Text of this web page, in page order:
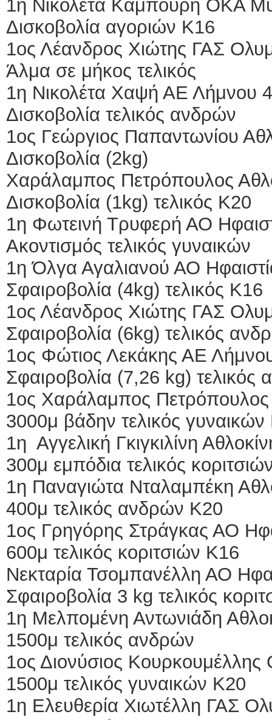
1η Νικολέτα Καμπούρη ΟΚΑ
Δισκοβολία αγοριών Κ16
1ος Λέανδρος Χιώτης ΓΑΣ
Άλμα σε μήκος τελικός
1η Νικολέτα Χαψή ΑΕ Λήμνου
Δισκοβολία τελικός ανδρών
1ος Γεώργιος Παπαντωνίου
Δισκοβολία (2kg)
Χαράλαμπος Πετρόπουλος
Δισκοβολία (1kg) τελικός Κ20
1η Φωτεινή Τρυφερή ΑΟ
Ακοντισμός τελικός γυναικών
1η Όλγα Αγαλιανού ΑΟ
Σφαιροβολία (4kg) τελικός Κ16
1ος Λέανδρος Χιώτης ΓΑΣ
Σφαιροβολία (6kg) τελικός
1ος Φώτιος Λεκάκης ΑΕ
Σφαιροβολία (7,26 kg)
1ος Χαράλαμπος Πετρόπουλος
3000μ βάδην τελικός
1η Αγγελική Γκιγκιλίνη
300μ εμπόδια τελικός
1η Παναγιώτα Νταλαμπέκη
400μ τελικός ανδρών Κ20
1ος Γρηγόρης Στράγκας ΑΟ
600μ τελικός κοριτσιών Κ16
Νεκταρία Τσομπανέλλη ΑΟ
Σφαιροβολία 3 kg τελικός
1η Μελπομένη Αντωνιάδη
1500μ τελικός ανδρών
1ος Διονύσιος
1500μ τελικός γυναικών Κ20
1η Ελευθερία Χιωτέλλη ΓΑΣ